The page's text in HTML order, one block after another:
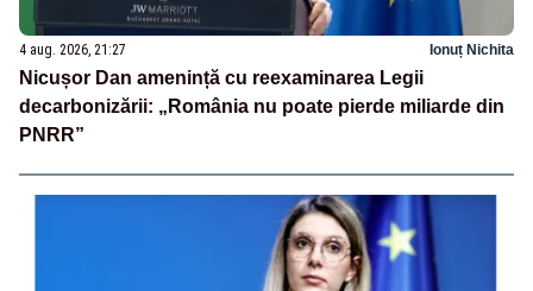
4 aug. 2026, 21:27 Ionuț Nichita
Nicușor Dan amenință cu reexaminarea Legii
decarbonizării: „România nu poate pierde miliarde din
PNRR”